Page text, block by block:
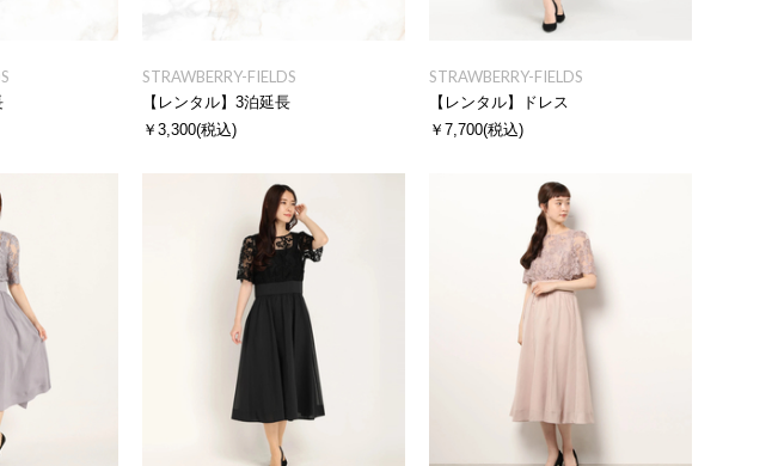
STRAWBERRY-FIELDS
【レンタル】3泊延長
￥3,300(税込)
STRAWBERRY-FIELDS
【レンタル】ドレス
￥7,700(税込)